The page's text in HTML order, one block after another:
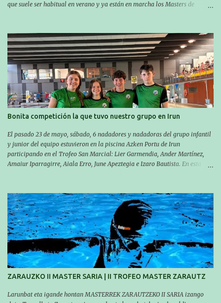
que suele ser habitual en verano y ya están en marcha los Masters de
próxima cita. Para empezar, el 13 de julio, Manu Santos participó en la
XXXVIII. Travesía a nado de Ondarroa y recorrió una distancia de 1600
metros en 28 minutos y 30 segundos. Al día siguiente, Manu Santos y su
compañero Asier Gorostegi participaron en la V. San Antón Bira. En esta
travesía se realiza un recorrido desde la playa de Gaztetape hasta la playa
de Malkorbe, pero debido al estado del mar de aquel día, la organización
decidió hacerlo en el interior de la bahía de la playa de Malkorbe. Así,
Asier completó el recorrido en 29 minutos y 30 segundos, c...
Bonita competición la que tuvo nuestro grupo en Irun
El pasado 23 de mayo, sábado, 6 nadadores y nadadoras del grupo infantil
y junior del equipo estuvieron en la piscina Azken Portu de Irun
participando en el Trofeo San Marcial: Lier Garmendia, Ander Martínez,
Amaiur Iparragirre, Aiala Erro, June Apeztegia e Izaro Bautista. En esta
marcas. A pesar de no conseguir marca, pasaron una tarde muy buena y
sirvió para reforzar su experiencia. La mayoría ya ha terminado la
temporada, pero seguiremos trabajando con quienes están en la recta final,
trabajando para que cada uno consiga sus objetivos personales. BRNPWR!
ZARAUZKO II MASTER SARIA | II TROFEO MASTER ZARAUTZ
Larunbat eta igande hontan MASTERREK ZARAUTZEKO II SARIA izango